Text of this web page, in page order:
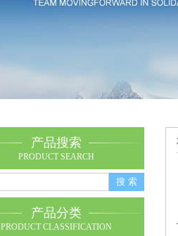
产品搜索
PRODUCT SEARCH
产品分类
PRODUCT CLASSIFICATION